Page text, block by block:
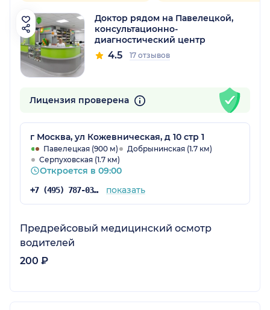
Доктор рядом на Павелецкой,
консультационно-
диагностический центр
4.5 17 отзывов
Лицензия проверена
г Москва, ул Кожевническая, д 10 стр 1
Павелецкая (900 м)
Добрынинская (1.7 км)
Серпуховская (1.7 км)
Откроется в 09:00
+7 (495) 787-03-03 показать
Предрейсовый медицинский осмотр
водителей
200 ₽